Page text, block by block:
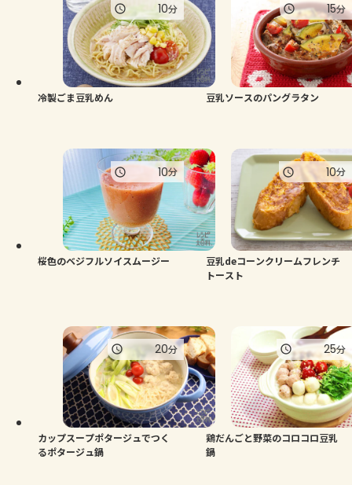
冷製ごま豆乳めん
10分
豆乳ソースのパングラタン
15分
桜色のベジフルソイスムージー
10分
豆乳deコーンクリームフレンチ
トースト
10分
カップスープポタージュでつく
るポタージュ鍋
20分
鶏だんごと野菜のコロコロ豆乳
鍋
25分